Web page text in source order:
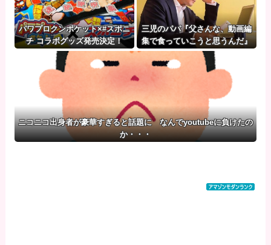
パワプロクンポケット×#スポニ
チ コラボグッズ発売決定！
三児のパパ『父さんな、動画編
集で食っていこうと思うんだ』
→結果
ニコニコ出身者が豪華すぎると話題に なんでyoutubeに負けたの
か・・・